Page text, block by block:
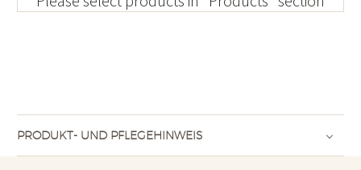
PRODUKT- UND PFLEGEHINWEIS